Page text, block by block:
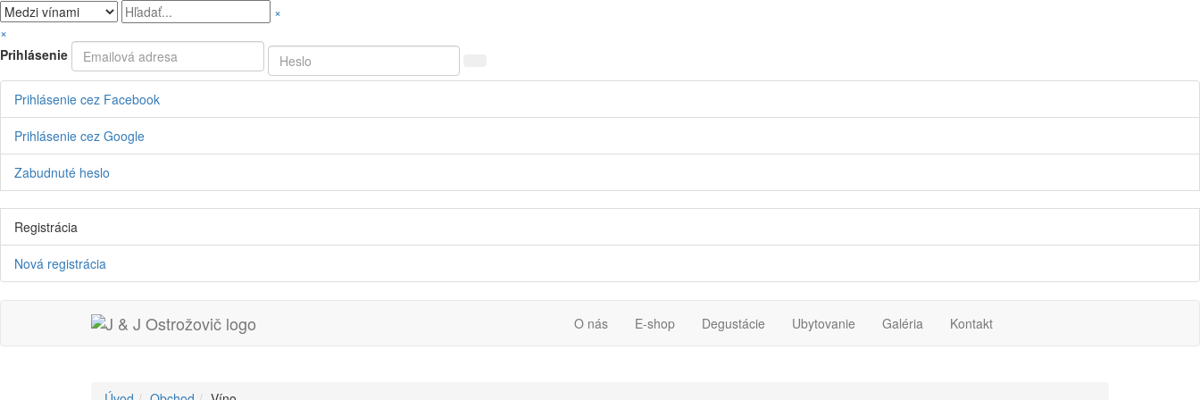
×
×
Prihlásenie
Prihlásenie cez Facebook
Prihlásenie cez Google
Zabudnuté heslo
Registrácia
Nová registrácia
O nás E-shop Degustácie Ubytovanie Galéria Kontakt